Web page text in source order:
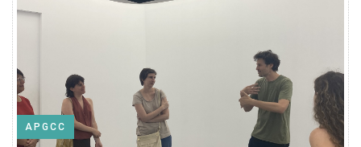
APGCC